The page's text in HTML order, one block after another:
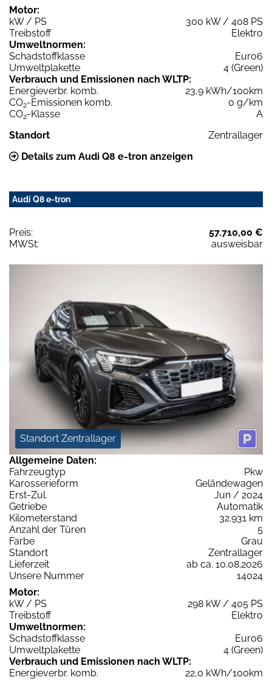
Motor:
kW / PS
300 kW / 408 PS
Treibstoff
Elektro
Umweltnormen:
Schadstoffklasse
Euro6
Umweltplakette
4 (Green)
Verbrauch und Emissionen nach WLTP:
Energieverbr. komb.
23,9 kWh/100km
CO2-Emissionen komb.
0 g/km
CO2-Klasse
A
Standort
Zentrallager
Details zum Audi Q8 e-tron anzeigen
Audi Q8 e-tron
Preis:
57.710,00 €
MWSt:
ausweisbar
Standort Zentrallager
Allgemeine Daten:
Fahrzeugtyp
Pkw
Karosserieform
Geländewagen
Erst-Zul.
Jun / 2024
Getriebe
Automatik
Kilometerstand
32.931 km
Anzahl der Türen
5
Farbe
Grau
Standort
Zentrallager
Lieferzeit
ab ca. 10.08.2026
Unsere Nummer
14024
Motor:
kW / PS
298 kW / 405 PS
Treibstoff
Elektro
Umweltnormen:
Schadstoffklasse
Euro6
Umweltplakette
4 (Green)
Verbrauch und Emissionen nach WLTP:
Energieverbr. komb.
22,0 kWh/100km